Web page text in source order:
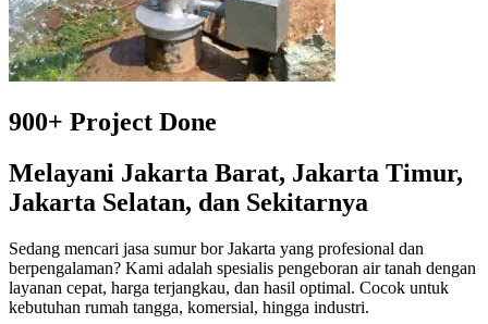
900+ Project Done
Melayani Jakarta Barat, Jakarta Timur,
Jakarta Selatan, dan Sekitarnya
Sedang mencari jasa sumur bor Jakarta yang profesional dan
berpengalaman? Kami adalah spesialis pengeboran air tanah dengan
layanan cepat, harga terjangkau, dan hasil optimal. Cocok untuk
kebutuhan rumah tangga, komersial, hingga industri.